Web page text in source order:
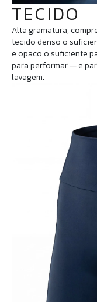
TECIDO
Alta gramatura,
tecido denso o
e opaco o suficiente
para performar — e
lavagem.